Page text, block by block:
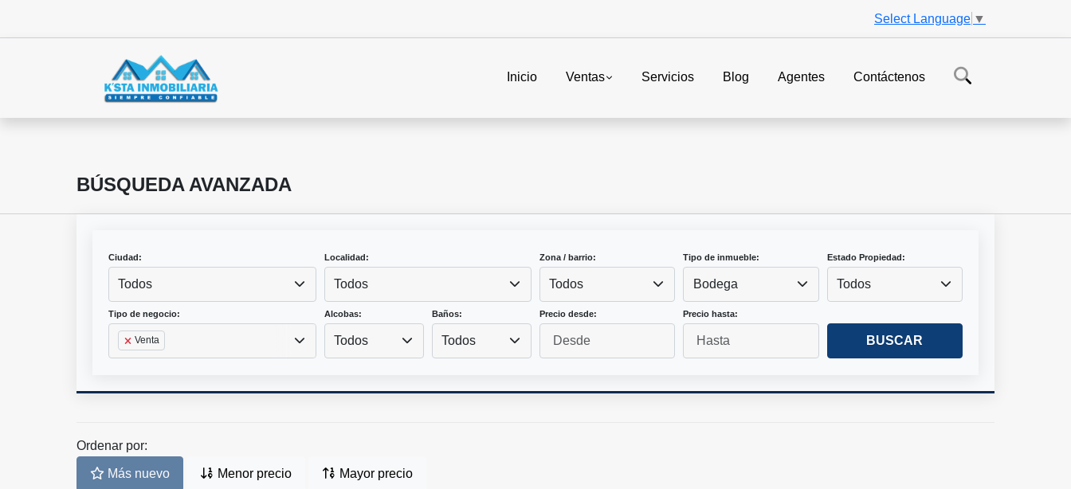
Select Language ▼
Inicio Ventas Servicios Blog Agentes Contáctenos
BÚSQUEDA AVANZADA
Ciudad:
Todos
Localidad:
Todos
Zona / barrio:
Todos
Tipo de inmueble:
Bodega
Estado Propiedad:
Todos
Tipo de negocio:
Venta
Alcobas:
Todos
Baños:
Todos
Precio desde: Precio hasta:
BUSCAR
Ordenar por:
Más nuevo Menor precio Mayor precio